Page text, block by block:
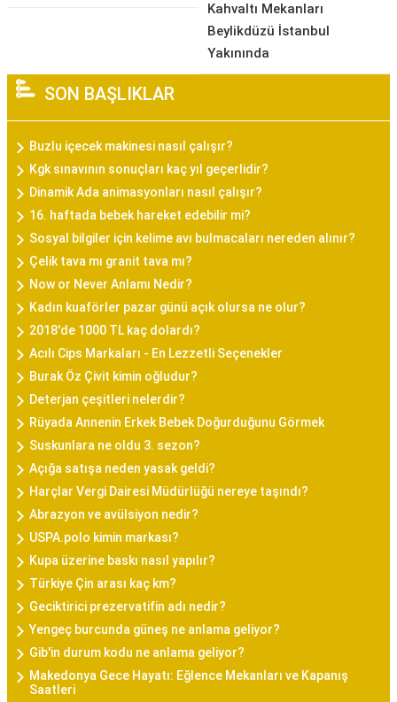
Kahvaltı Mekanları
Beylikdüzü İstanbul
Yakınında
SON BAŞLIKLAR
Buzlu içecek makinesi nasıl çalışır?
Kgk sınavının sonuçları kaç yıl geçerlidir?
Dinamik Ada animasyonları nasıl çalışır?
16. haftada bebek hareket edebilir mi?
Sosyal bilgiler için kelime avı bulmacaları nereden alınır?
Çelik tava mı granit tava mı?
Now or Never Anlamı Nedir?
Kadın kuaförler pazar günü açık olursa ne olur?
2018'de 1000 TL kaç dolardı?
Acılı Cips Markaları - En Lezzetli Seçenekler
Burak Öz Çivit kimin oğludur?
Deterjan çeşitleri nelerdir?
Rüyada Annenin Erkek Bebek Doğurduğunu Görmek
Suskunlara ne oldu 3. sezon?
Açığa satışa neden yasak geldi?
Harçlar Vergi Dairesi Müdürlüğü nereye taşındı?
Abrazyon ve avülsiyon nedir?
USPA.polo kimin markası?
Kupa üzerine baskı nasıl yapılır?
Türkiye Çin arası kaç km?
Geciktirici prezervatifin adı nedir?
Yengeç burcunda güneş ne anlama geliyor?
Gib'in durum kodu ne anlama geliyor?
Makedonya Gece Hayatı: Eğlence Mekanları ve Kapanış
Saatleri